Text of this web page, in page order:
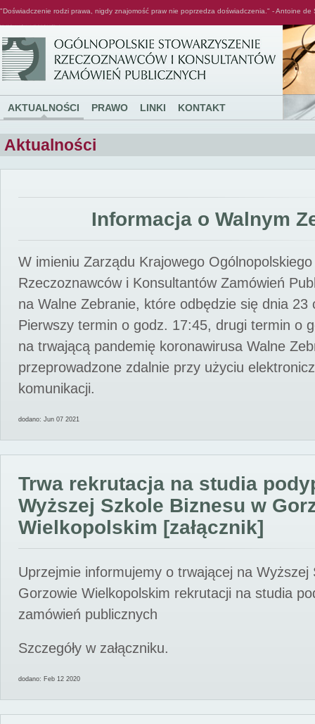
"Doświadczenie rodzi prawa, nigdy znajomość praw nie poprzedza doświadczenia." - Antoine de
AKTUALNOŚCI PRAWO LINKI KONTAKT
Aktualności
Informacja o Walnym
W imieniu Zarządu Krajowego
Rzeczoznawców i Konsultantów Zamówień
na Walne Zebranie, które odbędzie się dnia 23
Pierwszy termin o godz. 17:45, drugi termin o
na trwającą pandemię koronawirusa Walne
przeprowadzone zdalnie przy użyciu
komunikacji.
dodano: Jun 07 2021
Trwa rekrutacja na studia
Wyższej Szkole Biznesu w
Wielkopolskim [załącznik]
Uprzejmie informujemy o trwającej na Wyższej
Gorzowie Wielkopolskim rekrutacji na studia
zamówień publicznych
Szczegóły w załączniku.
dodano: Feb 12 2020